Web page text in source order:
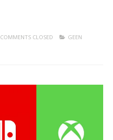
COMMENTS CLOSED
GEEN